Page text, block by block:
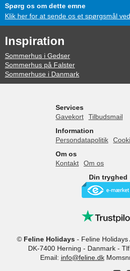
Spørg os om dette emne
Klik her for at sende os et spørgsmål
Inspiration
Sommerhus i Gedser
Sommerhus på Falster
Sommerhuse i Danmark
Services
Gavekort
Tilbudsmail
Information
Persondatapolitik
Om os
Kontakt
Om os
Din tryghed
© Feline Holidays- Feline Holidays
DK-7400 Herning - Danmark -
Email: info@feline.dk